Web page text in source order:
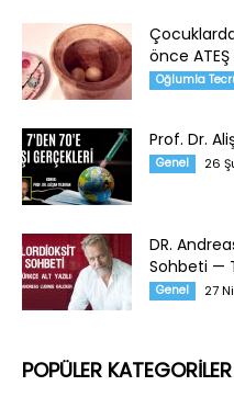
önce ATEŞ
Oğlumla
Prof. Dr.
Genel 26
DR.
Sohbeti —
Genel 27
POPÜLER KATEGORİLER